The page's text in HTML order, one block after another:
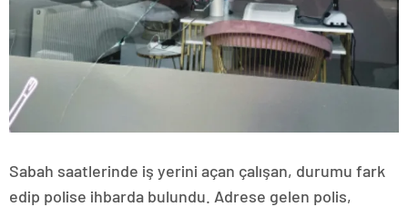
Sabah saatlerinde iş yerini açan çalışan, durumu fark
edip polise ihbarda bulundu. Adrese gelen polis,